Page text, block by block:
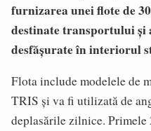
furnizarea unei flote de
destinate transportului
desfășurate în interiorul
Flota include modelele de
TRIS și va fi utilizată de
deplasările zilnice. Primele